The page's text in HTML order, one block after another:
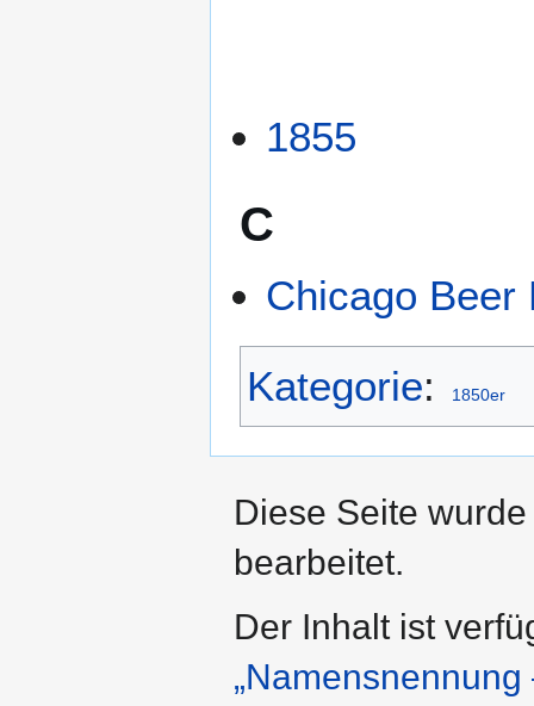
1855
C
Chicago Beer
Kategorie: 1850er
Diese Seite
bearbeitet.
Der Inhalt ist